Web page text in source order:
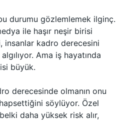
durumu gözlemlemek ilginç.
ile haşır neşir birisi
insanlar kadro derecesini
Ama iş hayatında
büyük.
derecesinde olmanın onu
söylüyor. Özel
daha yüksek risk alır,